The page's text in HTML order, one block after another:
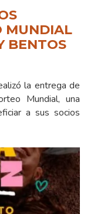
MUNDIAL
BENTOS
la entrega de
Mundial, una
a sus socios